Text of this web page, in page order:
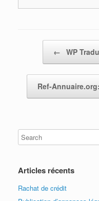
← WP
Ref-
Articles récents
Rachat de crédit